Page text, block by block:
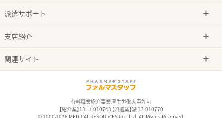
派遣サポート
支店紹介
関連サイト
有料職業紹介事業 厚生労働大臣許可
【紹介業】13-ユ-010743 【派遣業】派 13-010770
© 2000-2026 MEDICAL RESOURCES Co., Ltd. All Rights Reserved.